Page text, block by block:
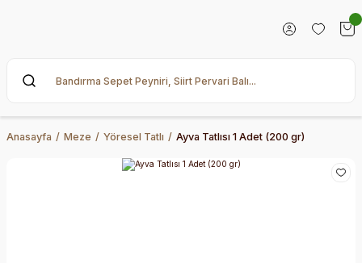
Anasayfa Meze Yöresel Tatlı Ayva Tatlısı 1 Adet (200 gr)